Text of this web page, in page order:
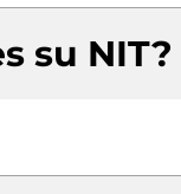
su NIT?